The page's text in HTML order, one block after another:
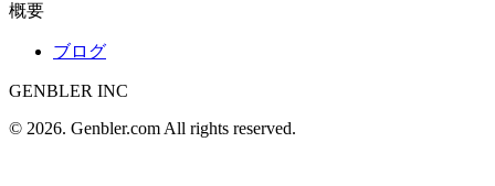
概要
ブログ
GENBLER INC
© 2026. Genbler.com All rights reserved.